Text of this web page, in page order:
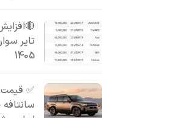
1405
✅
سانتافه